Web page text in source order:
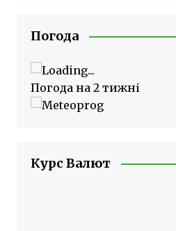
Погода
Погода на 2 тижні
Курс Валют